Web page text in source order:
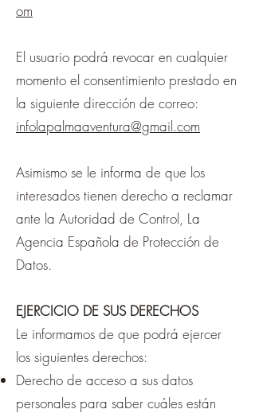
om
El usuario podrá revocar en cualquier
momento el consentimiento prestado en
la siguiente dirección de correo:
infolapalmaaventura@gmail.com
Asimismo se le informa de que los
interesados tienen derecho a reclamar
ante la Autoridad de Control, La
Agencia Española de Protección de
Datos.
EJERCICIO DE SUS DERECHOS
Le informamos de que podrá ejercer
los siguientes derechos:
Derecho de acceso a sus datos
personales para saber cuáles están